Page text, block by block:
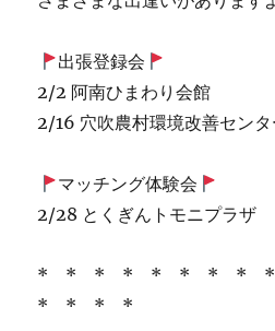
出張登録会
2/2 阿南ひまわり会館
2/16 穴吹農村環境改善センタ
マッチング体験会
2/28 とくぎんトモニプラザ
* * * * * * * *
* * * *